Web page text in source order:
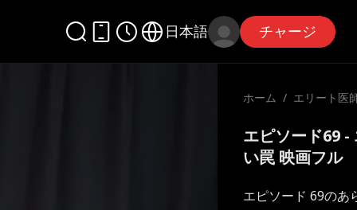
日本語 チャージ
ホーム / エリート医
エピソード69 -
い罠 映画フル
エピソード 69のあ